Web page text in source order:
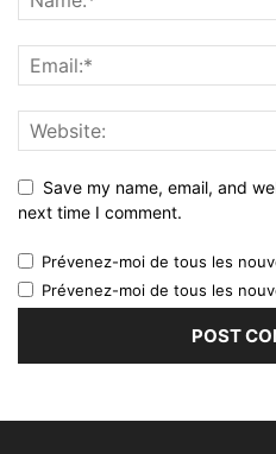
Save my name, email, and
next time I comment.
Prévenez-moi de tous les
Prévenez-moi de tous les